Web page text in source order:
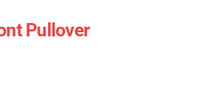
Pullover